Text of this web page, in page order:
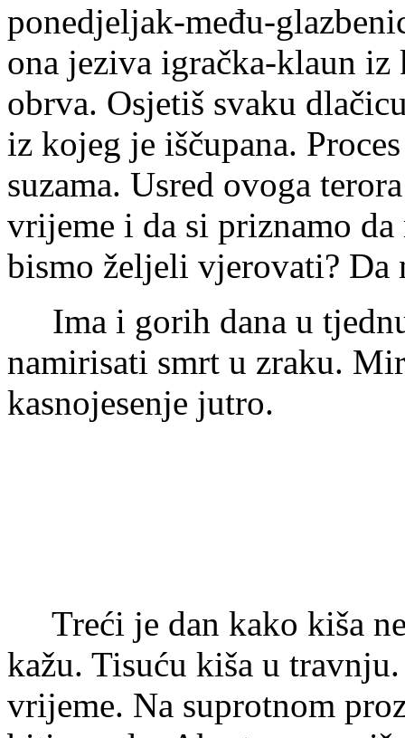
ponedjeljak-među-
ona jeziva igračka-klaun
obrva. Osjetiš svaku
iz kojeg je iščupana.
suzama. Usred ovoga
vrijeme i da si priznamo
bismo željeli vjerovati? Da
Ima i gorih dana u
namirisati smrt u zraku.
kasnojesenje jutro.
Treći je dan kako kiša
kažu. Tisuću kiša u
vrijeme. Na suprotnom